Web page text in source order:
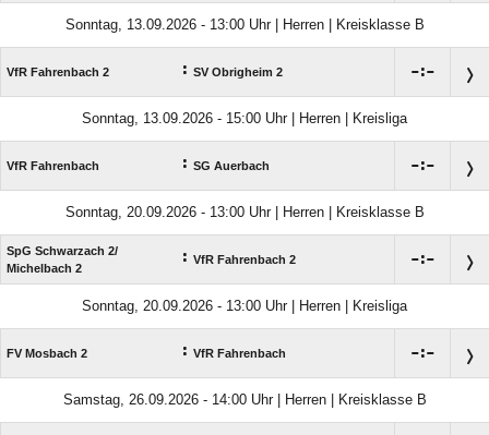
Sonntag, 13.09.2026 - 13:00 Uhr | Herren | Kreisklasse B
VfR Fahrenbach 2 : SV Obrigheim 2 :
Sonntag, 13.09.2026 - 15:00 Uhr | Herren | Kreisliga
VfR Fahrenbach : SG Auerbach :
Sonntag, 20.09.2026 - 13:00 Uhr | Herren | Kreisklasse B
SpG Schwarzach 2/​
Michelbach 2
: VfR Fahrenbach 2 :
Sonntag, 20.09.2026 - 13:00 Uhr | Herren | Kreisliga
FV Mosbach 2 : VfR Fahrenbach :
Samstag, 26.09.2026 - 14:00 Uhr | Herren | Kreisklasse B